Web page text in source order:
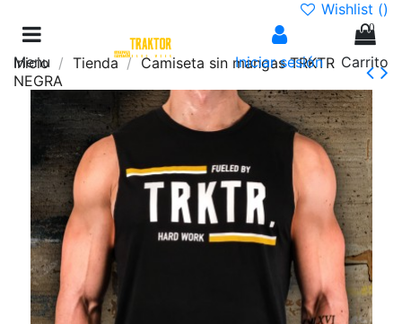
Wishlist ()
Menu Iniciar sesión
0
Carrito
Inicio Tienda
Camiseta sin mangas TRKTR
NEGRA